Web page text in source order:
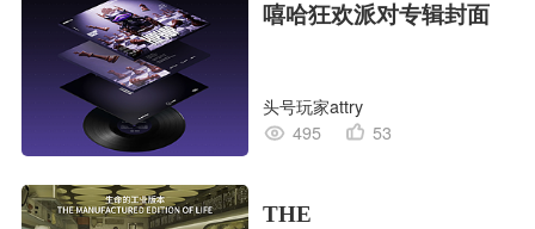
嘻哈狂欢派对专辑封面
头号玩家attry
495
53
THE